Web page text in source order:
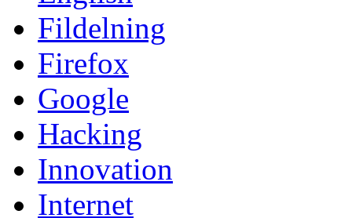
Fildelning
Firefox
Google
Hacking
Innovation
Internet